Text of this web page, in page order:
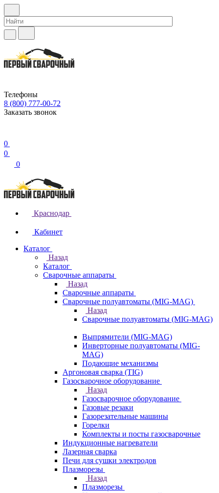
Телефоны
8 (800) 777-00-72
Заказать звонок
0
0
0
Краснодар
Кабинет
Каталог
Назад
Каталог
Сварочные аппараты
Назад
Сварочные аппараты
Сварочные полуавтоматы (MIG-MAG)
Назад
Сварочные полуавтоматы (MIG-MAG)
Выпрямители (MIG-MAG)
Инверторные полуавтоматы (MIG-
MAG)
Подающие механизмы
Аргоновая сварка (TIG)
Газосварочное оборудование
Назад
Газосварочное оборудование
Газовые резаки
Газорезательные машины
Горелки
Комплекты и посты газосварочные
Индукционные нагреватели
Лазерная сварка
Печи для сушки электродов
Плазморезы
Назад
Плазморезы